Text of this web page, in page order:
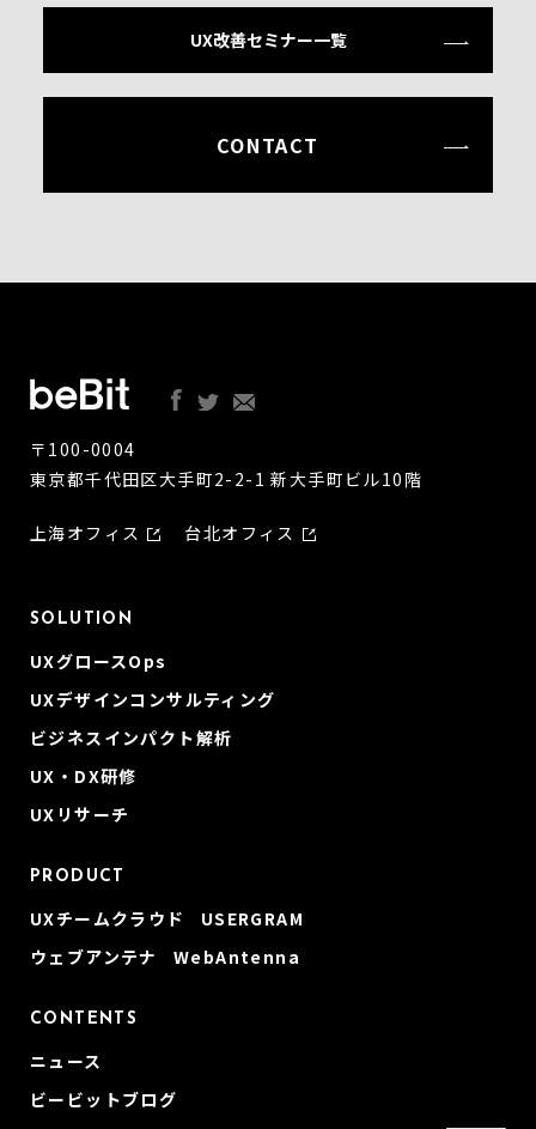
UX改善セミナー一覧
CONTACT
〒100-0004
東京都千代田区大手町2-2-1 新大手町ビル10階
上海オフィス 台北オフィス
SOLUTION
UXグロースOps
UXデザインコンサルティング
ビジネスインパクト解析
UX・DX研修
UXリサーチ
PRODUCT
UXチームクラウド USERGRAM
ウェブアンテナ WebAntenna
CONTENTS
ニュース
ビービットブログ